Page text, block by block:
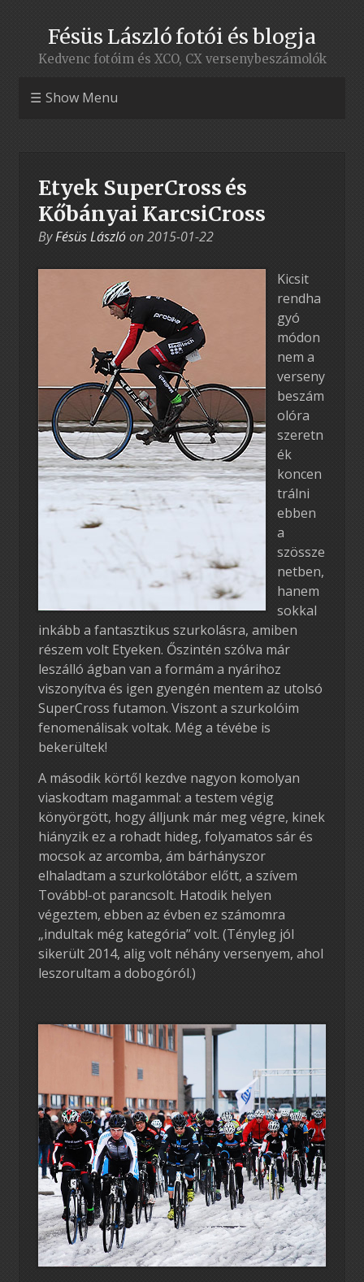
Fésüs László fotói és blogja
Kedvenc fotóim és XCO, CX versenybeszámolók
Show Menu
Etyek SuperCross és
Kőbányai KarcsiCross
ByFésüs Lászlóon2015-01-22
Kicsit
rendha
gyó
módon
nem a
verseny
beszám
olóra
szeretn
ék
koncen
trálni
ebben
a
szössze
netben,
hanem
sokkal
inkább a fantasztikus szurkolásra, amiben
részem volt Etyeken. Őszintén szólva már
leszálló ágban van a formám a nyárihoz
viszonyítva és igen gyengén mentem az utolsó
SuperCross futamon. Viszont a szurkolóim
fenomenálisak voltak. Még a tévébe is
bekerültek!
A második körtől kezdve nagyon komolyan
viaskodtam magammal: a testem végig
könyörgött, hogy álljunk már meg végre, kinek
hiányzik ez a rohadt hideg, folyamatos sár és
mocsok az arcomba, ám bárhányszor
elhaladtam a szurkolótábor előtt, a szívem
Tovább!-ot parancsolt. Hatodik helyen
végeztem, ebben az évben ez számomra
„indultak még kategória” volt. (Tényleg jól
sikerült 2014, alig volt néhány versenyem, ahol
leszorultam a dobogóról.)